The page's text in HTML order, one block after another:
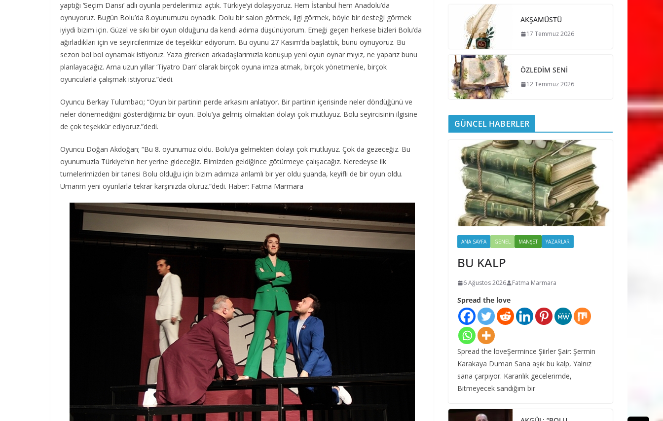
yaptığı ‘Seçim Dansı’ adlı oyunla perdelerimizi açtık. Türkiye’yi dolaşıyoruz. Hem İstanbul hem Anadolu’da
oynuyoruz. Bugün Bolu’da 8.oyunumuzu oynadık. Dolu bir salon görmek, ilgi görmek, böyle bir desteği görmek
iyiydi bizim için. Güzel ve sıkı bir oyun olduğunu da kendi adıma düşünüyorum. Emeği geçen herkese bizleri Bolu’da
ağırladıkları için ve seyircilerimize de teşekkür ediyorum. Bu oyunu 27 Kasım’da başlattık, bunu oynuyoruz. Bu
sezon bol bol oynamak istiyoruz. Yaza girerken arkadaşlarımızla konuşup yeni oyun oynar mıyız, ne yaparız bunu
planlayacağız. Ama uzun yıllar ‘Tiyatro Dan’ olarak birçok oyuna imza atmak, birçok yönetmenle, birçok
oyuncularla çalışmak istiyoruz.”dedi.
Oyuncu Berkay Tulumbacı; “Oyun bir partinin perde arkasını anlatıyor. Bir partinin içerisinde neler döndüğünü ve
neler dönemediğini gösterdiğimiz bir oyun. Bolu’ya gelmiş olmaktan dolayı çok mutluyuz. Bolu seyircisinin ilgisine
de çok teşekkür ediyoruz.”dedi.
Oyuncu Doğan Akdoğan; “Bu 8. oyunumuz oldu. Bolu’ya gelmekten dolayı çok mutluyuz. Çok da gezeceğiz. Bu
oyunumuzla Türkiye’nin her yerine gideceğiz. Elimizden geldiğince götürmeye çalışacağız. Neredeyse ilk
turnelerimizden bir tanesi Bolu olduğu için bizim adımıza anlamlı bir yer oldu şuanda, keyifli de bir oyun oldu.
Umarım yeni oyunlarla tekrar karşınızda oluruz.”dedi. Haber: Fatma Marmara
AKŞAMÜSTÜ
17 Temmuz 2026
ÖZLEDİM SENİ
12 Temmuz 2026
GÜNCEL HABERLER
ANA SAYFA GENEL MANŞET YAZARLAR
BU KALP
6 Ağustos 2026 Fatma Marmara
Spread the love
Spread the loveŞermince Şiirler Şair: Şermin
Karakaya Duman Sana aşık bu kalp, Yalnız
sana çarpıyor. Karanlık gecelerimde,
Bitmeyecek sandığım bir